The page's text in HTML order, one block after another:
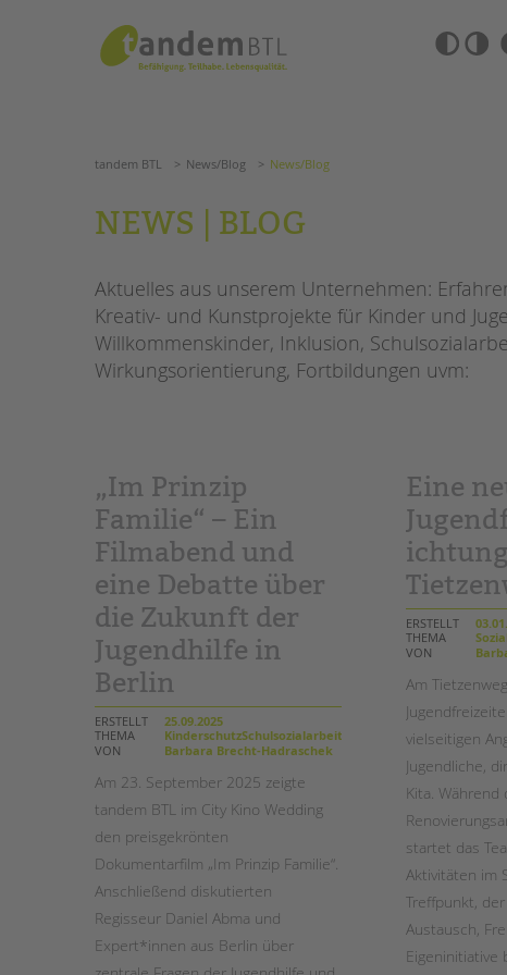
Barrierefrei-
Einstellungen
überspringen
ANGEBOTE
SCHULE & GANZTAG
Grundschulen
Oberschulen
Förderzentren
Tagesgruppen
EINGLIEDERUNGSHILFE
BETREUTES WOHNEN
Seminarräume
STADTTEILARBEIT
tandem BTL News/Blog
tandem BTL News/Blog News/Blog
NEWS | BLOG
Aktuelles aus unserem Unternehmen:
Kreativ- und Kunstprojekte für Kinder und
Willkommenskinder, Inklusion,
Wirkungsorientierung, Fortbildungen uvm:
„Im Prinzip
Familie“ – Ein
Filmabend und
eine Debatte über
die Zukunft der
Jugendhilfe in
Berlin
ERSTELLT
25.09.2025
THEMA
KinderschutzSchulsozialarbeitSozialarbeit
VON
Barbara Brecht-Hadraschek
Am 23. September 2025 zeigte
tandem BTL im City Kino Wedding
den preisgekrönten
Dokumentarfilm „Im Prinzip Familie“.
Anschließend diskutierten
Regisseur Daniel Abma und
Expert*innen aus Berlin über
Eine
ERSTELLT
THEMA
VON
Am
vielseitigen
Jugendliche,
Kita. Während
startet das
Aktivitäten im
Treffpunkt,
Austausch,
Eigeninitiative